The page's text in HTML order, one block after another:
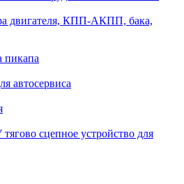
двигателя, КПП-АКПП, бака,
пикапа
автосервиса
сцепное устройство для